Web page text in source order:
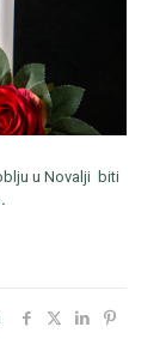
u Novalji biti